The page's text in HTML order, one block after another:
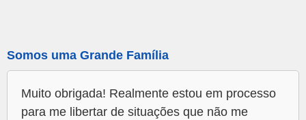
Somos uma Grande Família
Muito obrigada! Realmente estou em processo
para me libertar de situações que não me